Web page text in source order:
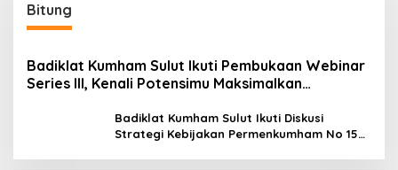
Bitung
Badiklat Kumham Sulut Ikuti Pembukaan Webinar
Series III, Kenali Potensimu Maksimalkan
Badiklat Kumham Sulut Ikuti Diskusi
Strategi Kebijakan Permenkumham No 15